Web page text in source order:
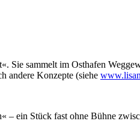
Sie sammelt im Osthafen
andere Konzepte (siehe
– ein Stück fast ohne Bühne